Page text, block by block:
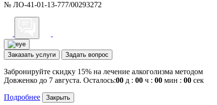
№ ЛО-41-01-13-777/00293272
Заказать услуги Задать вопрос
Забронируйте скидку 15% на лечение алкоголизма методом
Довженко до 7 августа. Осталось:00 д : 00 ч : 00 мин : 00 сек
Подробнее Закрыть